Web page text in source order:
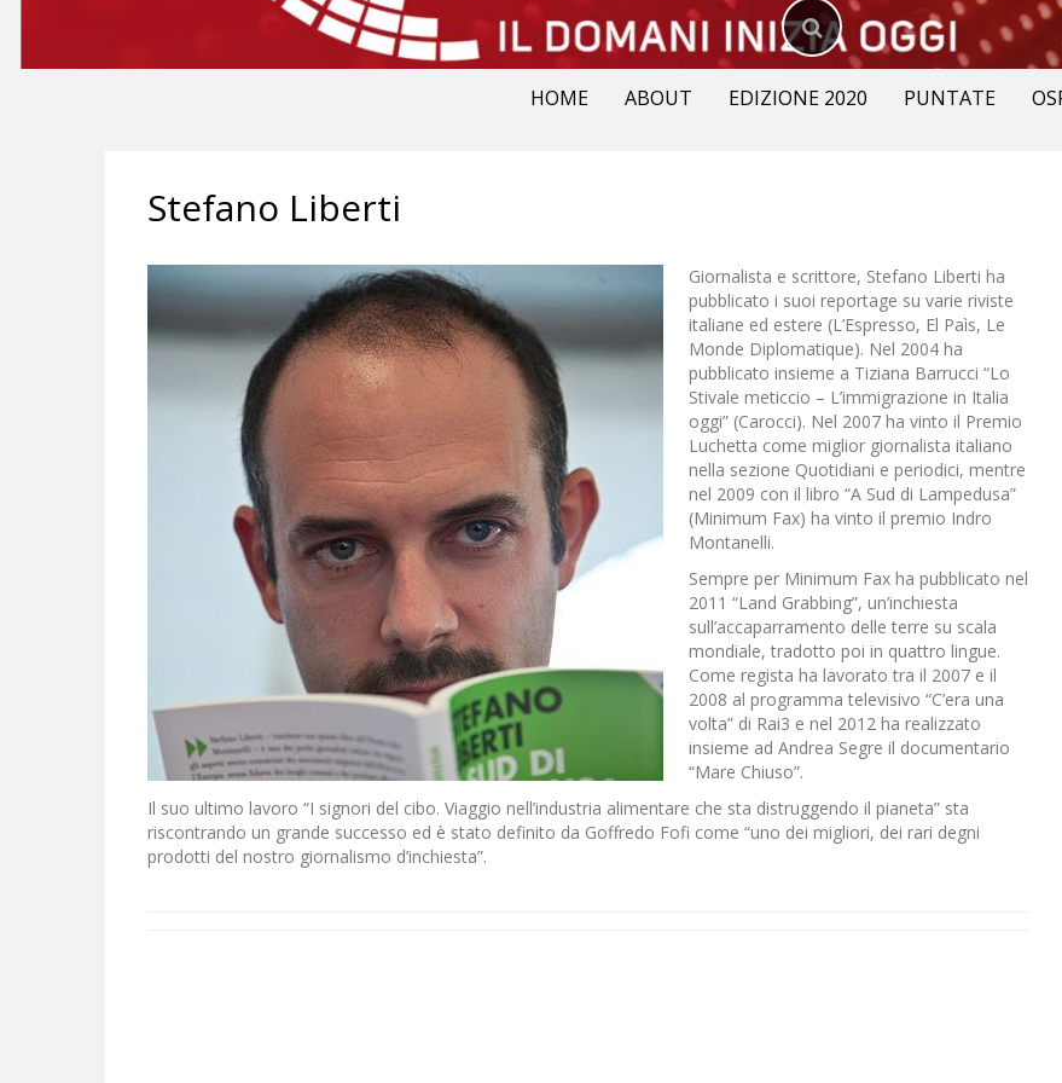
HOME ABOUT EDIZIONE 2020 PUNTATE
Stefano Liberti
Giornalista e scrittore, Stefano Liberti ha
pubblicato i suoi reportage su varie riviste
italiane ed estere (L’Espresso, El Paìs, Le
Monde Diplomatique). Nel 2004 ha
pubblicato insieme a Tiziana Barrucci “Lo
Stivale meticcio – L’immigrazione in Italia
oggi” (Carocci). Nel 2007 ha vinto il Premio
Luchetta come miglior giornalista italiano
nella sezione Quotidiani e periodici, mentre
nel 2009 con il libro “A Sud di Lampedusa”
(Minimum Fax) ha vinto il premio Indro
Montanelli.
Sempre per Minimum Fax ha pubblicato nel
2011 “Land Grabbing”, un’inchiesta
sull’accaparramento delle terre su scala
mondiale, tradotto poi in quattro lingue.
Come regista ha lavorato tra il 2007 e il
2008 al programma televisivo “C’era una
volta” di Rai3 e nel 2012 ha realizzato
insieme ad Andrea Segre il documentario
“Mare Chiuso”.
Il suo ultimo lavoro “I signori del cibo. Viaggio nell’industria alimentare che sta distruggendo il pianeta” sta
riscontrando un grande successo ed è stato definito da Goffredo Fofi come “uno dei migliori, dei rari degni
prodotti del nostro giornalismo d’inchiesta”.